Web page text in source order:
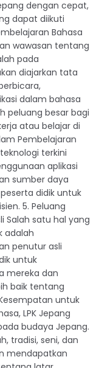
dengan cepat,
dapat diikuti
Bahasa
wawasan tentang
pada
diajarkan tata
dalam bahasa
peluang besar bagi
atau belajar di
Pembelajaran
terkini
aplikasi
sumber daya
didik untuk
5. Peluang
Salah satu hal yang
adalah
penutur asli
untuk
mereka dan
baik tentang
untuk
LPK Jepang
budaya Jepang.
tradisi, seni, dan
mendapatkan